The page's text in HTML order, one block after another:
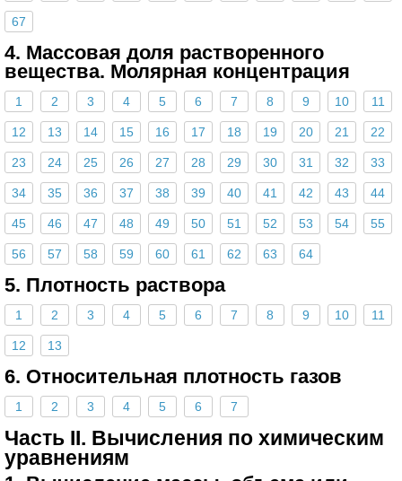
67
4. Массовая доля растворенного
вещества. Молярная концентрация
1 2 3 4 5 6 7 8 9 10 11
12 13 14 15 16 17 18 19 20 21 22
23 24 25 26 27 28 29 30 31 32 33
34 35 36 37 38 39 40 41 42 43 44
45 46 47 48 49 50 51 52 53 54 55
56 57 58 59 60 61 62 63 64
5. Плотность раствора
1 2 3 4 5 6 7 8 9 10 11
12 13
6. Относительная плотность газов
1 2 3 4 5 6 7
Часть II. Вычисления по химическим
уравнениям